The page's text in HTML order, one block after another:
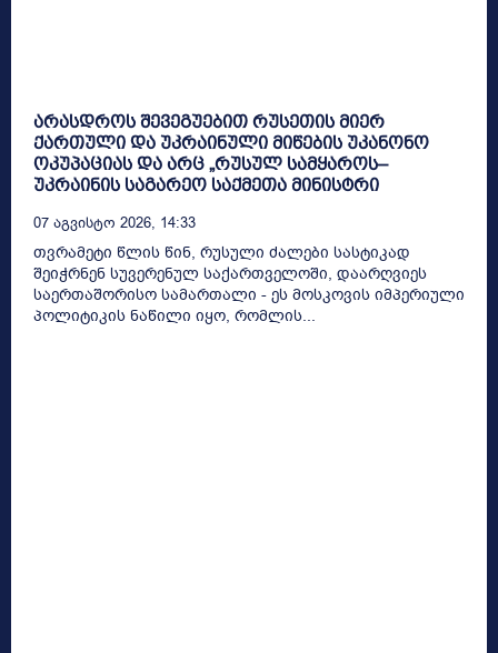
არასდროს შევეგუებით რუსეთის მიერ
ქართული და უკრაინული მიწების უკანონო
ოკუპაციას და არც „რუსულ სამყაროს–
უკრაინის საგარეო საქმეთა მინისტრი
07 Აგვისტო 2026, 14:33
თვრამეტი წლის წინ, რუსული ძალები სასტიკად
შეიჭრნენ სუვერენულ საქართველოში, დაარღვიეს
საერთაშორისო სამართალი - ეს მოსკოვის იმპერიული
პოლიტიკის ნაწილი იყო, რომლის...